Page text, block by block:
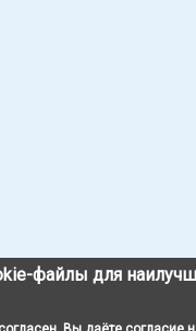
файлы для